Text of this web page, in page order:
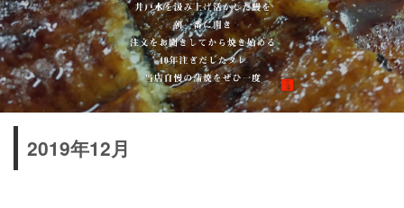
2019年12月